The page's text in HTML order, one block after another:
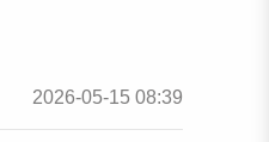
2026-05-15 08:39